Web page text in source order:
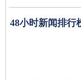
48小时新闻排行